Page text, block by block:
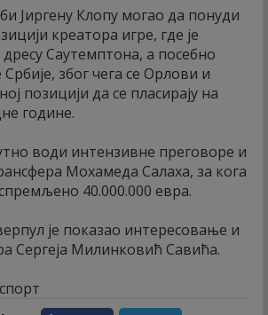
Јиргену Клопу могао да понуди
креатора игре, где је
Саутемптона, а посебно
због чега се Орлови и
позицији да се пласирају на
године.
води интензивне преговоре и
Мохамеда Салаха, за кога
40.000.000 евра.
је показао интересовање и
Сергеја Милинковић Савића.